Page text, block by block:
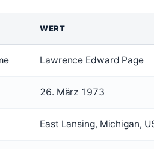
WERT
Lawrence Edward Page
26. März 1973
East Lansing, Michigan,